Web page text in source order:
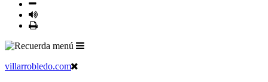
villarrobledo.com